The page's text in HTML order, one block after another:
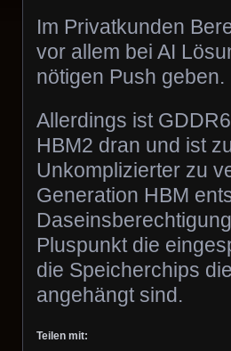
Im Privatkunden
vor allem bei AI
nötigen Push geben.
Allerdings ist
HBM2 dran und ist
Unkomplizierter zu
Generation HBM
Pluspunkt die
die Speicherchips
angehängt sind.
Teilen mit: